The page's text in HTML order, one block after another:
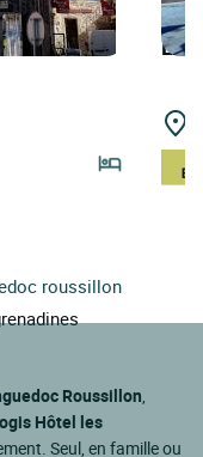
Historical
roussillon
Roussillon,
Hôtel les
Seul, en famille ou